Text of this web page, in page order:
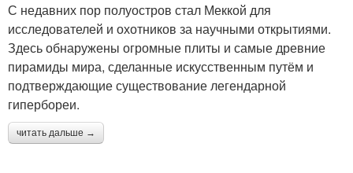
С недавних пор полуостров стал Меккой для
исследователей и охотников за научными открытиями.
Здесь обнаружены огромные плиты и самые древние
пирамиды мира, сделанные искусственным путём и
подтверждающие существование легендарной
гипербореи.
читать дальше →